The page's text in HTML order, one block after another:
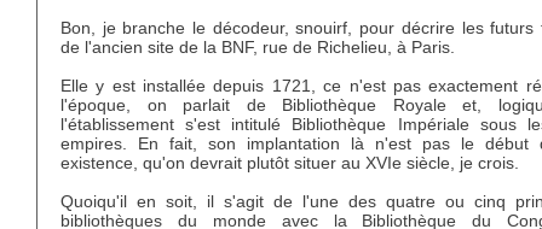
Bon, je branche le décodeur, snouirf, pour décrire les futurs
de l'ancien site de la BNF, rue de Richelieu, à Paris.
Elle y est installée depuis 1721, ce n'est pas exactement
l'époque, on parlait de Bibliothèque Royale et,
l'établissement s'est intitulé Bibliothèque Impériale sous
empires. En fait, son implantation là n'est pas le début
existence, qu'on devrait plutôt situer au XVIe siècle, je crois.
Quoiqu'il en soit, il s'agit de l'une des quatre ou cinq
bibliothèques du monde avec la Bibliothèque du